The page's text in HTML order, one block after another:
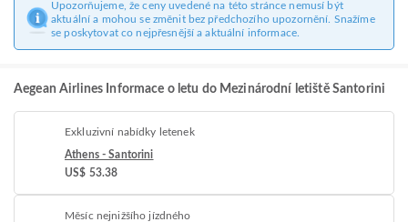
Upozorňujeme, že ceny uvedené na této stránce nemusí být
aktuální a mohou se změnit bez předchozího upozornění. Snažíme
se poskytovat co nejpřesnější a aktuální informace.
Aegean Airlines Informace o letu do Mezinárodní letiště Santorini
Exkluzivní nabídky letenek
Athens - Santorini
US$ 53.38
Měsíc nejnižšího jízdného